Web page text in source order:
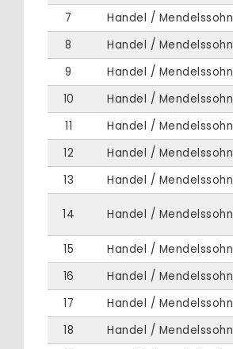
7
Handel / Mendelssohn
8
Handel / Mendelssohn
9
Handel / Mendelssohn
10
Handel / Mendelssohn
11
Handel / Mendelssohn
12
Handel / Mendelssohn
13
Handel / Mendelssohn
14 Handel / Mendelssohn
15
Handel / Mendelssohn
16
Handel / Mendelssohn
17
Handel / Mendelssohn
18
Handel / Mendelssohn